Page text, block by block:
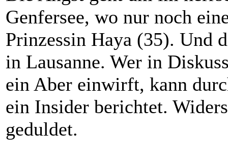
Genfersee, wo nur noch
Prinzessin Haya (35). Und
in Lausanne. Wer in
ein Aber einwirft, kann
ein Insider berichtet.
geduldet.